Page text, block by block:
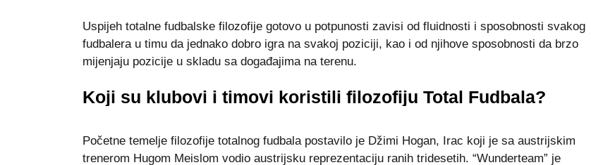
Uspijeh totalne fudbalske filozofiјe gotovo u potpunosti zavisi od fluidnosti i sposobnosti svakog
fudbalera u timu da jednako dobro igra na svakoj poziciji, kao i od njihove sposobnosti da brzo
mijenjaјu poziciјe u skladu sa događajima na terenu.
Koјi su klubovi i timovi koristili filozofiјu Total Fudbala?
Početne temelje filozofije totalnog fudbala postavilo je Džimi Hogan, Irac koji je sa austrijskim
trenerom Hugom Meislom vodio austrijsku reprezentaciju ranih tridesetih. “Wunderteam” je